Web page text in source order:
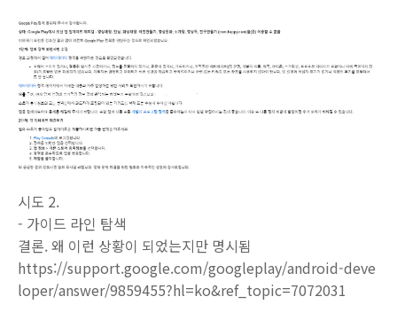
시도 2.
- 가이드 라인 탐색
결론. 왜 이런 상황이 되었는지만 명시됨
https://support.google.com/googleplay/android-deve
loper/answer/9859455?hl=ko&ref_topic=7072031